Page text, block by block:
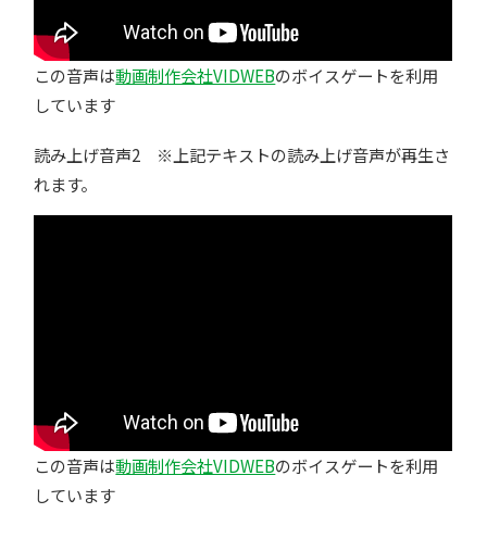
この音声は動画制作会社VIDWEBのボイスゲートを利用
しています
読み上げ音声2 ※上記テキストの読み上げ音声が再生さ
れます。
この音声は動画制作会社VIDWEBのボイスゲートを利用
しています